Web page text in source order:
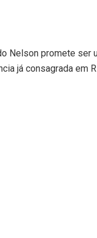
Nelson promete
já consagrada em